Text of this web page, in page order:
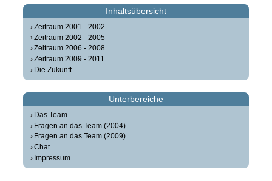
Inhaltsübersicht
Zeitraum 2001 - 2002
Zeitraum 2002 - 2005
Zeitraum 2006 - 2008
Zeitraum 2009 - 2011
Die Zukunft...
Unterbereiche
Das Team
Fragen an das Team (2004)
Fragen an das Team (2009)
Chat
Impressum